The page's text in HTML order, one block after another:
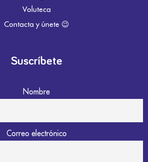
Voluteca
Contacta y únete 😉
Suscríbete
Nombre
Correo electrónico